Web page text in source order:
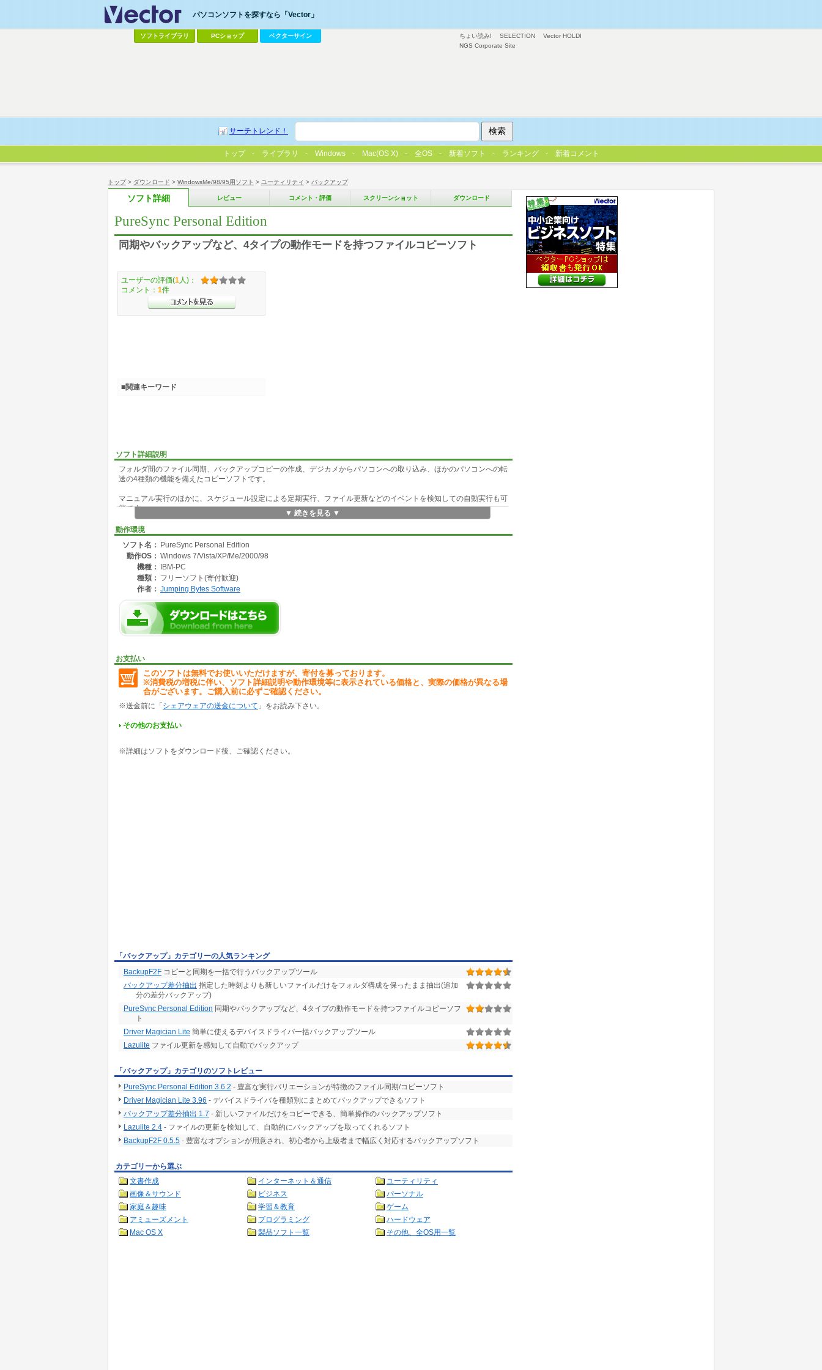
トップ> ダウンロード > WindowsMe/98/95用ソフト > ユーティリティ > バックアップ
ソフト詳細 レビュー コメント・評価 スクリーンショット ダウンロード
PureSync Personal Edition
同期やバックアップなど、4タイプの動作モードを持つファイルコピーソフト
ソフト詳細説明
フォルダ間のファイル同期、バックアップコピーの作成、デジカメからパソコンへの取り込み、ほかのパソコンへの転
送の4種類の機能を備えたコピーソフトです。
マニュアル実行のほかに、スケジュール設定による定期実行、ファイル更新などのイベントを検知しての自動実行も可
能です。
ジョブの作成は対話形式で行い、同期やバックアップといったタイプ別にフォルダツリーに分類・登録されます。
対象となるフォルダを指定する場合、パスの入力やチェックボックスへのマーク、ドラッグ&ドロップなど複数の方法を
利用できます。マイドキュメントフォルダやメールソフトのデータなども簡単に選択できます。
さらにサブフォルダの階層レベル、除外するフォルダやファイルを指定するフィルタ、フォルダの削除方法などを細か
く指定できます。
デジカメやメモリカードからパソコンへファイルを転送するフォトシンクモードでは、転送先に連番や年・月別のサブ
フォルダを作成することができます。
登録したジョブは、個別に実行できるほか、グループ全体での一括実行が可能です。そのほか、フォルダ間の比較やフ
【主な機能】
・ファイル/フォルダの同期。
・世代管理が可能なバックアップコピー。
・他のコンピュータへのファイル転送。
・スケジュール設定やログオン/ログオフ時などに自動実行可能。
・対象フォルダ内のファイルを比較して一覧表示。
▼ 続きを見る ▼
動作環境
ソフト名： PureSync Personal Edition
動作OS： Windows 7/Vista/XP/Me/2000/98
機種：
IBM-PC
種類： フリーソフト(寄付歓迎)
作者： Jumping Bytes Software
お支払い
このソフトは無料でお使いいただけますが、寄付を募っております。
※消費税の増税に伴い、ソフト詳細説明や動作環境等に表示されている価格と、実際の価格が異なる場
合がございます。ご購入前に必ずご確認ください。
※送金前に「 シェアウェアの送金について 」をお読み下さい。
その他のお支払い
※詳細はソフトをダウンロード後、ご確認ください。
ユーザーの評価(1 人)：
コメント： 1件
■関連キーワード
「バックアップ」カテゴリーの人気ランキング
BackupF2F コピーと同期を一括で行うバックアップツール
バックアップ差分抽出 指定した時刻よりも新しいファイルだけをフォルダ構成を保ったまま抽出(追加
分の差分バックアップ)
PureSync Personal Edition 同期やバックアップなど、4タイプの動作モードを持つファイルコピーソフ
ト
Driver Magician Lite 簡単に使えるデバイスドライバ一括バックアップツール
Lazulite ファイル更新を感知して自動でバックアップ
「バックアップ」カテゴリのソフトレビュー
PureSync Personal Edition 3.6.2 - 豊富な実行バリエーションが特徴のファイル同期/コピーソフト
Driver Magician Lite 3.96 - デバイスドライバを種類別にまとめてバックアップできるソフト
バックアップ差分抽出 1.7 - 新しいファイルだけをコピーできる、簡単操作のバックアップソフト
Lazulite 2.4 - ファイルの更新を検知して、自動的にバックアップを取ってくれるソフト
BackupF2F 0.5.5 - 豊富なオプションが用意され、初心者から上級者まで幅広く対応するバックアップソフト
カテゴリーから選ぶ
文書作成
インターネット＆通信
ユーティリティ
画像＆サウンド
ビジネス
パーソナル
家庭＆趣味
学習＆教育
ゲーム
アミューズメント
プログラミング
ハードウェア
Mac OS X
製品ソフト一覧 その他、全OS用一覧
ちょい読み! SELECTION
Vector HOLDI
NGS Corporate Site
パソコンソフトを探すなら「Vector」
ソフトライブラリ PCショップ ベクターサイン
サーチトレンド！
トップ ライブラリ Windows Mac(OS X) 全OS 新着ソフト ランキング 新着コメント